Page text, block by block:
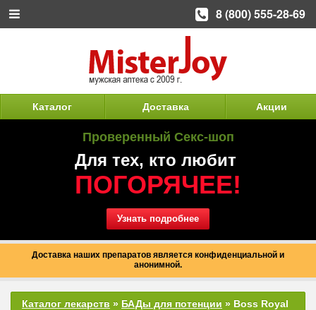
Каталог Доставка Акции
Проверенный Секс-шоп
Для тех, кто любит
ПОГОРЯЧЕЕ!
Узнать подробнее
Доставка наших препаратов является конфиденциальной и
анонимной.
Каталог лекарств » БАДы для потенции » Boss Royal
8 (800) 555-28-69